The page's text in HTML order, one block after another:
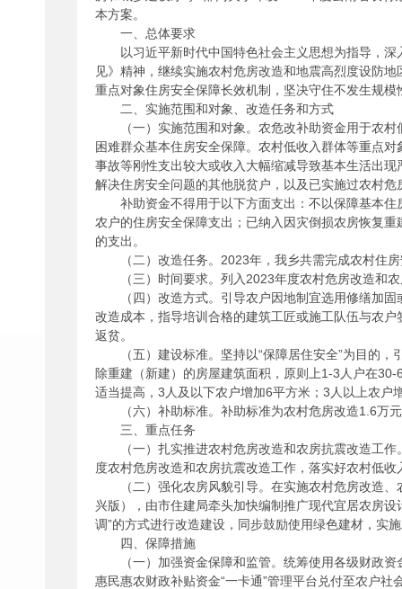
本方案。
一、总体要求
以习近平新时代中国特色社会主义思想为指导，
见》精神，继续实施农村危房改造和地震高烈度设防
重点对象住房安全保障长效机制，坚决守住不发生规
二、实施范围和对象、改造任务和方式
（一）实施范围和对象。农危改补助资金用于农
困难群众基本住房安全保障。农村低收入群体等重点
事故等刚性支出较大或收入大幅缩减导致基本生活出
解决住房安全问题的其他脱贫户，以及已实施过农村
补助资金不得用于以下方面支出：不以保障基本
农户的住房安全保障支出；已纳入因灾倒损农房恢复
的支出。
（二）改造任务。2023年，我乡共需完成农村住
（三）时间要求。列入2023年度农村危房改造和
（四）改造方式。引导农户因地制宜选用修缮加
改造成本，指导培训合格的建筑工匠或施工队伍与农
返贫。
（五）建设标准。坚持以“保障居住安全”为目的
除重建（新建）的房屋建筑面积，原则上1-3人户在
适当提高，3人及以下农户增加6平方米；3人以上农户
（六）补助标准。补助标准为农村危房改造1.6
三、重点任务
（一）扎实推进农村危房改造和农房抗震改造工
度农村危房改造和农房抗震改造工作，落实好农村低
（二）强化农房风貌引导。在实施农村危房改造
兴版），由市住建局牵头加快编制推广现代宜居农房
调”的方式进行改造建设，同步鼓励使用绿色建材，实
四、保障措施
（一）加强资金保障和监管。统筹使用各级财政
惠民惠农财政补贴资金“一卡通”管理平台兑付至农户